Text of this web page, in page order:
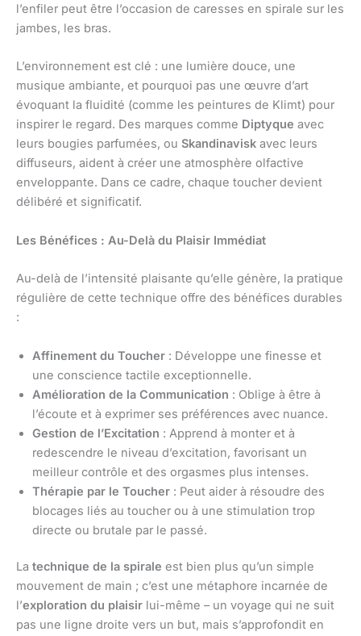
l’enfiler peut être l’occasion de caresses en spirale sur les
jambes, les bras.
L’environnement est clé : une lumière douce, une
musique ambiante, et pourquoi pas une œuvre d’art
évoquant la fluidité (comme les peintures de Klimt) pour
inspirer le regard. Des marques comme Diptyque avec
leurs bougies parfumées, ou Skandinavisk avec leurs
diffuseurs, aident à créer une atmosphère olfactive
enveloppante. Dans ce cadre, chaque toucher devient
délibéré et significatif.
Les Bénéfices : Au-Delà du Plaisir Immédiat
Au-delà de l’intensité plaisante qu’elle génère, la pratique
régulière de cette technique offre des bénéfices durables
:
Affinement du Toucher : Développe une finesse et
une conscience tactile exceptionnelle.
Amélioration de la Communication : Oblige à être à
l’écoute et à exprimer ses préférences avec nuance.
Gestion de l’Excitation : Apprend à monter et à
redescendre le niveau d’excitation, favorisant un
meilleur contrôle et des orgasmes plus intenses.
Thérapie par le Toucher : Peut aider à résoudre des
blocages liés au toucher ou à une stimulation trop
directe ou brutale par le passé.
La technique de la spirale est bien plus qu’un simple
mouvement de main ; c’est une métaphore incarnée de
l’exploration du plaisir lui-même – un voyage qui ne suit
pas une ligne droite vers un but, mais s’approfondit en